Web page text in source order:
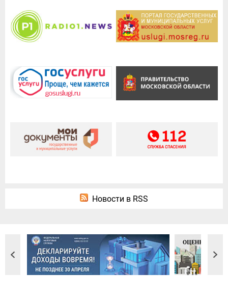
Новости в RSS